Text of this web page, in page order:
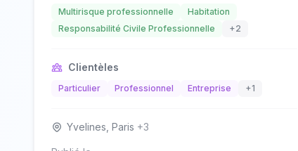
Multirisque professionnelle
Habitation
Responsabilité Civile Professionnelle
+2
Clientèles
Particulier Professionnel Entreprise +1
Yvelines, Paris +3